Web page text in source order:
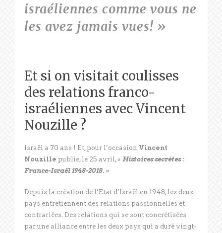
israéliennes comme vous ne
les avez jamais vues! »
Et si on visitait coulisses
des relations franco-
israéliennes avec Vincent
Nouzille ?
Israël a 70 ans ! Et, pour l’occasion Vincent
Nouzille publie, le 25 avril, « Histoires secrètes :
France-Israël 1948-2018. »
Depuis la création de l’Etat d’Israël en 1948, les deux
pays entretiennent des relations passionnelles et
contrariées. Des relations qui se sont concrétisées
par une alliance entre les deux pays qui a duré vingt-